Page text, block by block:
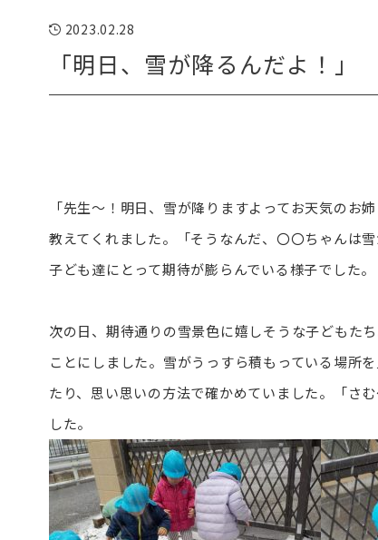
2023.02.28
「明日、雪が降るんだよ！」
「先生～！明日、雪が降りますよってお天気の
教えてくれました。「そうなんだ、〇〇ちゃんは
子ども達にとって期待が膨らんでいる様子でした。
次の日、期待通りの雪景色に嬉しそうな子どもた
ことにしました。雪がうっすら積もっている場所
たり、思い思いの方法で確かめていました。「さ
した。